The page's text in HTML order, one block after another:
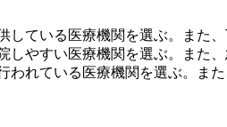
ている医療機関を選ぶ。また
やすい医療機関を選ぶ。また
れている医療機関を選ぶ。ま